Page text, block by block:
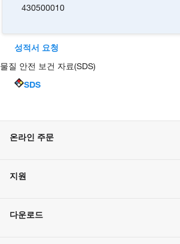
430500010
성적서 요청
물질 안전 보건 자료(SDS)
SDS
온라인 주문
주문 방법
벌크 주문
지원
고객 센터
다운로드